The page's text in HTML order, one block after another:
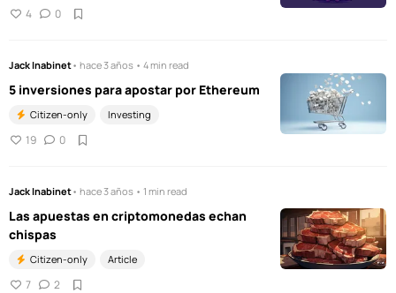
4 0
Jack Inabinet• hace 3 años • 4 min read
5 inversiones para apostar por Ethereum
Citizen-only Investing
19 0
Jack Inabinet• hace 3 años • 1 min read
Las apuestas en criptomonedas echan
chispas
Citizen-only Article
7 2